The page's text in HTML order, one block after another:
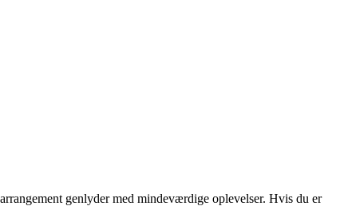
genlyder med mindeværdige oplevelser. Hvis du er